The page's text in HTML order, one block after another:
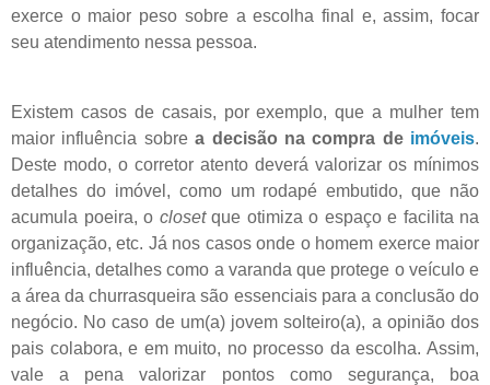
exerce o maior peso sobre a escolha final e, assim, focar
seu atendimento nessa pessoa.
Existem casos de casais, por exemplo, que a mulher tem
maior influência sobrea decisão na compra de imóveis.
Deste modo, o corretor atento deverá valorizar os mínimos
detalhes do imóvel, como um rodapé embutido, que não
acumula poeira, o closetque otimiza o espaço e facilita na
organização, etc. Já nos casos onde o homem exerce maior
influência, detalhes como a varanda que protege o veículo e
a área da churrasqueira são essenciais para a conclusão do
negócio. No caso de um(a) jovem solteiro(a), a opinião dos
pais colabora, e em muito, no processo da escolha. Assim,
vale a pena valorizar pontos como segurança, boa